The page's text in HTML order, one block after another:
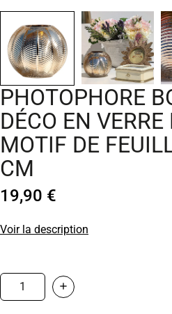
PHOTOPHORE
DÉCO EN VERRE
MOTIF DE
CM
19,90 €
Voir la description